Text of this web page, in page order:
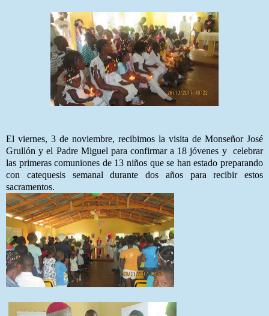
El viernes, 3 de noviembre, recibimos la visita de Monseñor José
Grullón y el Padre Miguel para confirmar a 18 jóvenes y celebrar
las primeras comuniones de 13 niños que se han estado preparando
con catequesis semanal durante dos años para recibir estos
sacramentos.